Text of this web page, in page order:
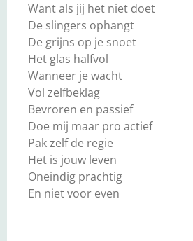
Want als jij het niet doet
De slingers ophangt
De grijns op je snoet
Het glas halfvol
Wanneer je wacht
Vol zelfbeklag
Bevroren en passief
Doe mij maar pro actief
Pak zelf de regie
Het is jouw leven
Oneindig prachtig
En niet voor even